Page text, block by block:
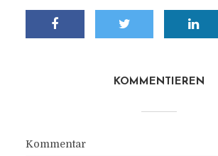
KOMMENTIEREN
Kommentar